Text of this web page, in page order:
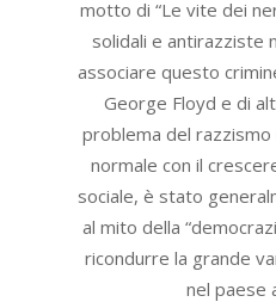
motto di “Le vite dei
solidali e antirazziste
associare questo
George Floyd e di
problema del
normale con il
sociale, è stato
al mito della
ricondurre la grande
nel paese